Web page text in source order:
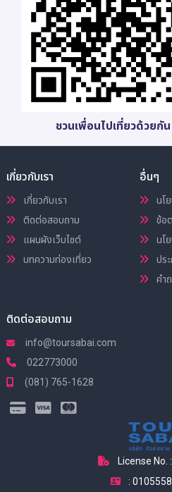
ชวนเพื่อนไปเที่ยวด้วยกั
เกี่ยวกับเรา
เกี่ยวกับเรา
ติดต่อสอบถาม
แผนผังเว็บไซต์
บทความท่องเที่ยว
อื่นๆ
นโ
ข้อ
นโ
ปร
คำ
ติดต่อสอบถาม
info@toursabai.com
022773000
(081) 765-1628
License
: